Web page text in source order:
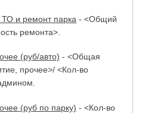
и ремонт парка - <Общий
ремонта>.
(руб/авто) - <Общая
прочее>/ <Кол-во
(руб по парку) - <Кол-во